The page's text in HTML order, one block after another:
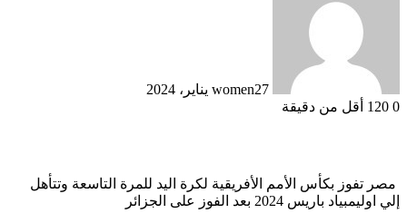
women27 يناير، 2024
0
أقل من دقيقة
مصر تفوز بكأس الأمم الأفريقية لكرة اليد للمرة التاسعة وتتأهل
إلي اوليمبياد باريس 2024 بعد الفوز على الجزائر